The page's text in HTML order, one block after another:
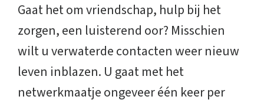
Gaat het om vriendschap, hulp bij het
zorgen, een luisterend oor? Misschien
wilt u verwaterde contacten weer nieuw
leven inblazen. U gaat met het
netwerkmaatje ongeveer één keer per